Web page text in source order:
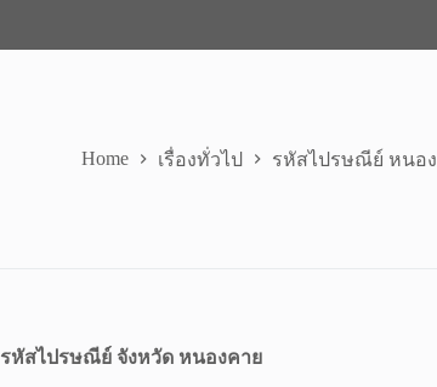
Home เรื่องทั่วไป รหัสไปรษณีย์ หนอ
รหัสไปรษณีย์ จังหวัด หนองคาย